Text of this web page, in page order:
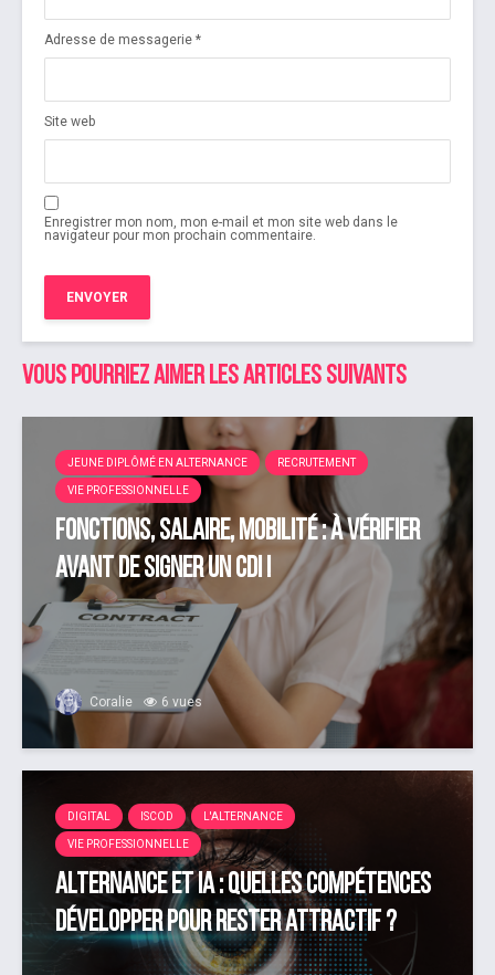
Adresse de messagerie *
Site web
Enregistrer mon nom, mon e-mail et mon site web dans le
navigateur pour mon prochain commentaire.
Vous pourriez aimer les articles suivants
JEUNE DIPLÔMÉ EN ALTERNANCE RECRUTEMENT
VIE PROFESSIONNELLE
Fonctions, salaire, mobilité : à vérifier
avant de signer un CDI !
Coralie 6 vues
DIGITAL ISCOD L'ALTERNANCE
VIE PROFESSIONNELLE
Alternance et IA : quelles compétences
développer pour rester attractif ?